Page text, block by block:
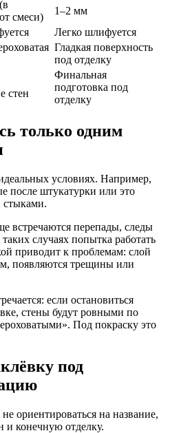
смеси)
1–2 мм
Легко шлифуется
Гладкая поверхность
под отделку
стен
Финальная
подготовка под
отделку
только одним
условиях. Например,
после штукатурки или это
стыками.
встречаются перепады, следы
случаях попытка работать
приводит к проблемам: слой
появляются трещины или
если остановиться
стены будут ровными по
Под покраску это
под
ориентироваться на название,
и конечную отделку.